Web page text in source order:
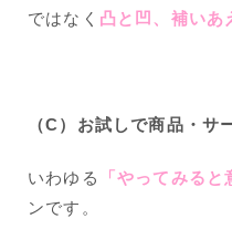
ではなく 凸と凹、補いあ
（C）お試しで商品・サ
いわゆる 「やってみると
ンです。